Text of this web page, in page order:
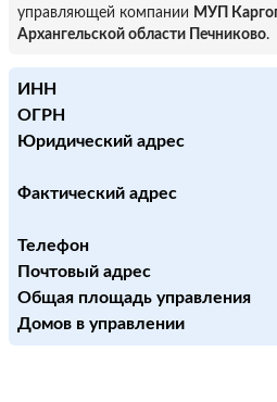
управляющей компании МУП
Архангельской области Печниково.
ИНН
ОГРН
Юридический адрес
Фактический адрес
Телефон
Почтовый адрес
Общая площадь управления
Домов в управлении